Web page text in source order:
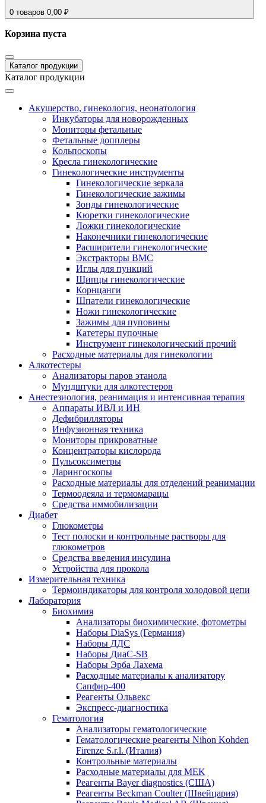
0 товаров 0,00 ₽
Корзина пуста
Каталог продукции
Каталог продукции
Акушерство, гинекология, неонатология
Инкубаторы для новорожденных
Мониторы фетальные
Фетальные допплеры
Кольпоскопы
Кресла гинекологические
Гинекологические инструменты
Гинекологические зеркала
Гинекологические зажимы
Зонды гинекологические
Кюретки гинекологические
Ложки гинекологические
Наконечники гинекологические
Расширители гинекологические
Экстракторы ВМС
Иглы для пункций
Щипцы гинекологические
Корнцанги
Шпатели гинекологические
Ножи гинекологические
Зажимы для пуповины
Катетеры пупочные
Инструмент гинекологический прочий
Расходные материалы для гинекологии
Алкотестеры
Анализаторы паров этанола
Мундштуки для алкотестеров
Анестезиология, реанимация и интенсивная терапия
Аппараты ИВЛ и ИН
Дефибрилляторы
Инфузионная техника
Мониторы прикроватные
Концентраторы кислорода
Пульсоксиметры
Ларингоскопы
Расходные материалы для отделений реанимации
Термоодеяла и термомарацы
Средства иммобилизации
Диабет
Глюкометры
Тест полоски и контрольные растворы для
глюкометров
Средства введения инсулина
Устройства для прокола
Измерительная техника
Термоиндикаторы для контроля холодовой цепи
Лаборатория
Биохимия
Анализаторы биохимические, фотометры
Наборы DiaSys (Германия)
Наборы ДДС
Наборы ДиаС-SB
Наборы Эрба Лахема
Расходные материалы к анализатору
Сапфир-400
Реагенты Ольвекс
Экспресс-диагностика
Гематология
Анализаторы гематологические
Гематологические реагенты Nihon Kohden
Firenze S.r.l. (Италия)
Контрольные материалы
Расходные материалы для MEK
Реагенты Bayer diagnostics (США)
Реагенты Beckman Coulter (Швейцария)